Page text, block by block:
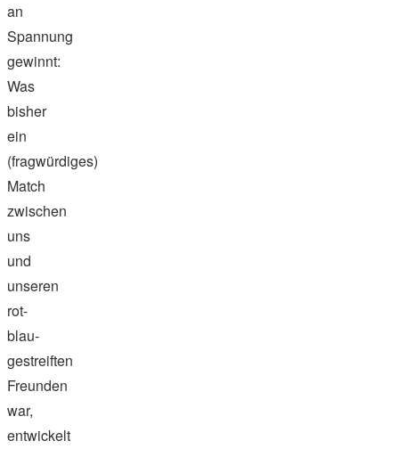
an
Spannung
gewinnt:
Was
bisher
ein
(fragwürdiges)
Match
zwischen
uns
und
unseren
rot-
blau-
gestreiften
Freunden
war,
entwickelt